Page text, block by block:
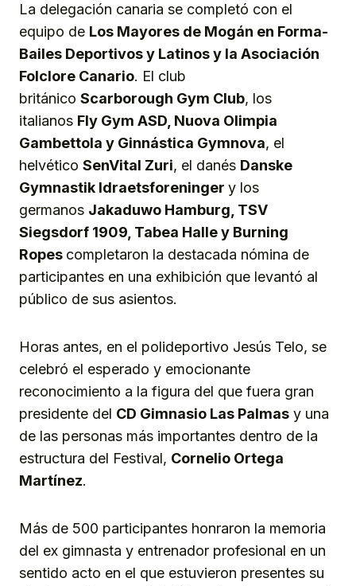
La delegación canaria se completó con el
equipo de Los Mayores de Mogán en Forma-
Bailes Deportivos y Latinos y la Asociación
Folclore Canario. El club
británico Scarborough Gym Club, los
italianos Fly Gym ASD, Nuova Olimpia
Gambettola y Ginnástica Gymnova, el
helvético SenVital Zuri, el danés Danske
Gymnastik Idraetsforeninger y los
germanos Jakaduwo Hamburg, TSV
Siegsdorf 1909, Tabea Halle y Burning
Ropes completaron la destacada nómina de
participantes en una exhibición que levantó al
público de sus asientos.
Horas antes, en el polideportivo Jesús Telo, se
celebró el esperado y emocionante
reconocimiento a la figura del que fuera gran
presidente del CD Gimnasio Las Palmas y una
de las personas más importantes dentro de la
estructura del Festival, Cornelio Ortega
Martínez.
Más de 500 participantes honraron la memoria
del ex gimnasta y entrenador profesional en un
sentido acto en el que estuvieron presentes su